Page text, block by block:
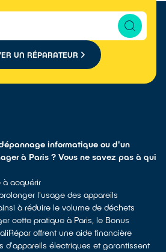
UN RÉPARATEUR
informatique ou d'un
à Paris ? Vous ne savez pas à qui
à acquérir
l'usage des appareils
à réduire le volume de déchets
cette pratique à Paris, le Bonus
offrent une aide financière
d'appareils électriques et garantissent